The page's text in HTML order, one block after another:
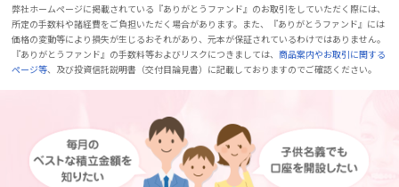
弊社ホームページに掲載されている『ありがとうファンド』のお取引をしていただく際には、
所定の手数料や諸経費をご負担いただく場合があります。また、『ありがとうファンド』には
価格の変動等により損失が生じるおそれがあり、元本が保証されているわけではありません。
『ありがとうファンド』の手数料等およびリスクにつきましては、商品案内やお取引に関する
ページ等、及び投資信託説明書（交付目論見書）に記載しておりますのでご確認ください。